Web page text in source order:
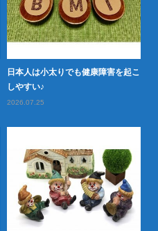
日本人は小太りでも健康障害を起こ
しやすい♪
2026.07.25